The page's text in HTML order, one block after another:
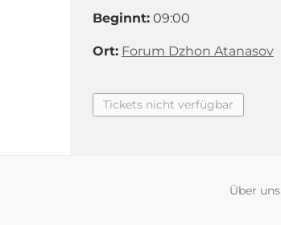
Beginnt: 09:00
Ort: Forum Dzhon Atanasov
Tickets nicht verfügbar
Über uns